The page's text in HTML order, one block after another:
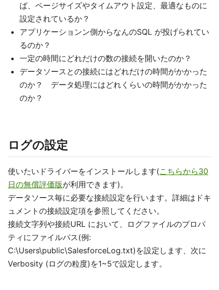
ば、ページサイズやタイムアウト設定、最適なものに
設定されているか？
アプリケーションン側からなんのSQL が投げられてい
るのか？
一定の時間にどれだけの数の接続を開いたのか？
データソースとの接続にはどれだけの時間がかかった
のか？ データ処理にはどれくらいの時間がかかった
のか？
ログの設定
使いたいドライバーをインストールします(こちらから30
日の無償評価版が利用できます)。
データソース毎に必要な接続設定を行います。詳細はドキ
ュメントの接続設定項を参照してください。
接続文字列や接続URL において、ログファイルのプロパ
ティにファイルパス(例:
C:\Users\public\SalesforceLog.txt)を設定します、次に
Verbosity (ログの粒度)を1~5で設定します。